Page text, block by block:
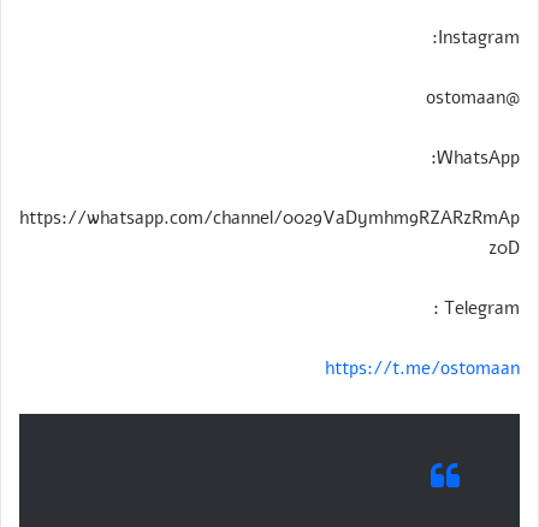
Instagram:
@ostomaan
WhatsApp:
https://whatsapp.com/channel/0029VaDymhm9RZARzRmAp
z0D
Telegram :
https://t.me/ostomaan